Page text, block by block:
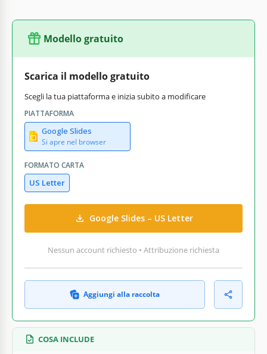
Modello gratuito
Scarica il modello gratuito
Scegli la tua piattaforma e inizia subito a modificare
PIATTAFORMA
Google Slides
Si apre nel browser
FORMATO CARTA
US Letter
Google Slides – US Letter
Nessun account richiesto • Attribuzione richiesta
Aggiungi alla raccolta
COSA INCLUDE